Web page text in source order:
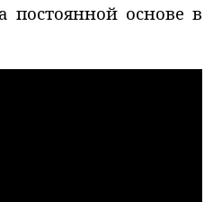
постоянной основе в